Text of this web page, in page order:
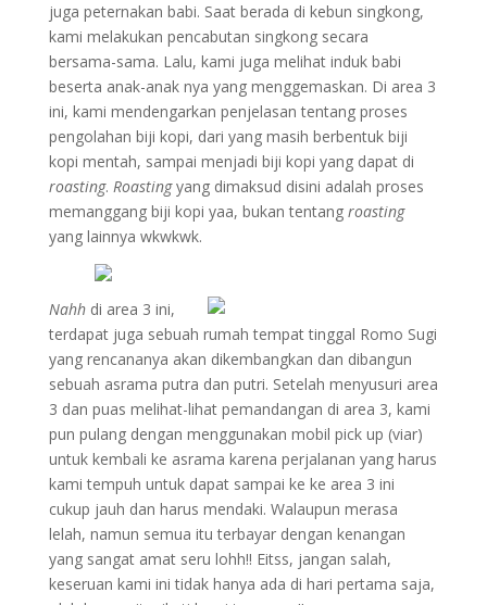
juga peternakan babi. Saat berada di kebun singkong,
kami melakukan pencabutan singkong secara
bersama-sama. Lalu, kami juga melihat induk babi
beserta anak-anak nya yang menggemaskan. Di area 3
ini, kami mendengarkan penjelasan tentang proses
pengolahan biji kopi, dari yang masih berbentuk biji
kopi mentah, sampai menjadi biji kopi yang dapat di
roasting. Roastingyang dimaksud disini adalah proses
memanggang biji kopi yaa, bukan tentang roasting
yang lainnya wkwkwk.
Nahh di area 3 ini,
terdapat juga sebuah rumah tempat tinggal Romo Sugi
yang rencananya akan dikembangkan dan dibangun
sebuah asrama putra dan putri. Setelah menyusuri area
3 dan puas melihat-lihat pemandangan di area 3, kami
pun pulang dengan menggunakan mobil pick up (viar)
untuk kembali ke asrama karena perjalanan yang harus
kami tempuh untuk dapat sampai ke ke area 3 ini
cukup jauh dan harus mendaki. Walaupun merasa
lelah, namun semua itu terbayar dengan kenangan
yang sangat amat seru lohh!! Eitss, jangan salah,
keseruan kami ini tidak hanya ada di hari pertama saja,